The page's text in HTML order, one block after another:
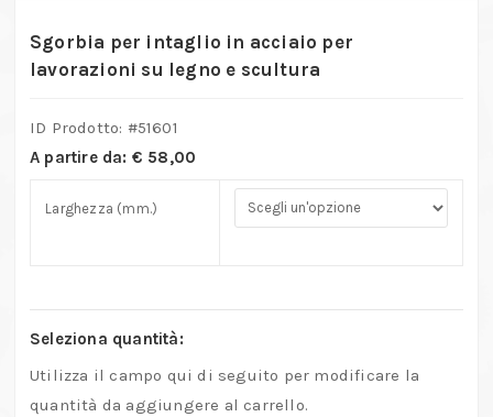
Sgorbia per intaglio in acciaio per
lavorazioni su legno e scultura
ID Prodotto: #51601
A partire da: € 58,00
Larghezza (mm.)
Seleziona quantità:
Utilizza il campo qui di seguito per modificare la
quantità da aggiungere al carrello.